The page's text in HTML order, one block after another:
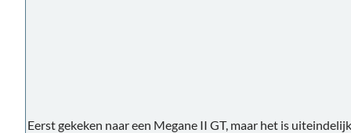
Eerst gekeken naar een Megane II GT, maar het is